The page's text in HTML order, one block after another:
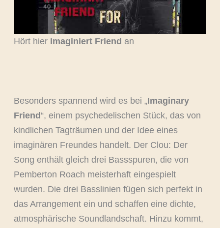
Hört hier Imaginiert Friend an
Besonders spannend wird es bei „Imaginary
Friend“, einem psychedelischen Stück, das von
kindlichen Tagträumen und der Idee eines
imaginären Freundes handelt. Der Clou: Der
Song enthält gleich drei Bassspuren, die von
Pemberton Roach meisterhaft eingespielt
wurden. Die drei Basslinien fügen sich perfekt in
das Arrangement ein und schaffen eine dichte,
atmosphärische Soundlandschaft. Hinzu kommt,